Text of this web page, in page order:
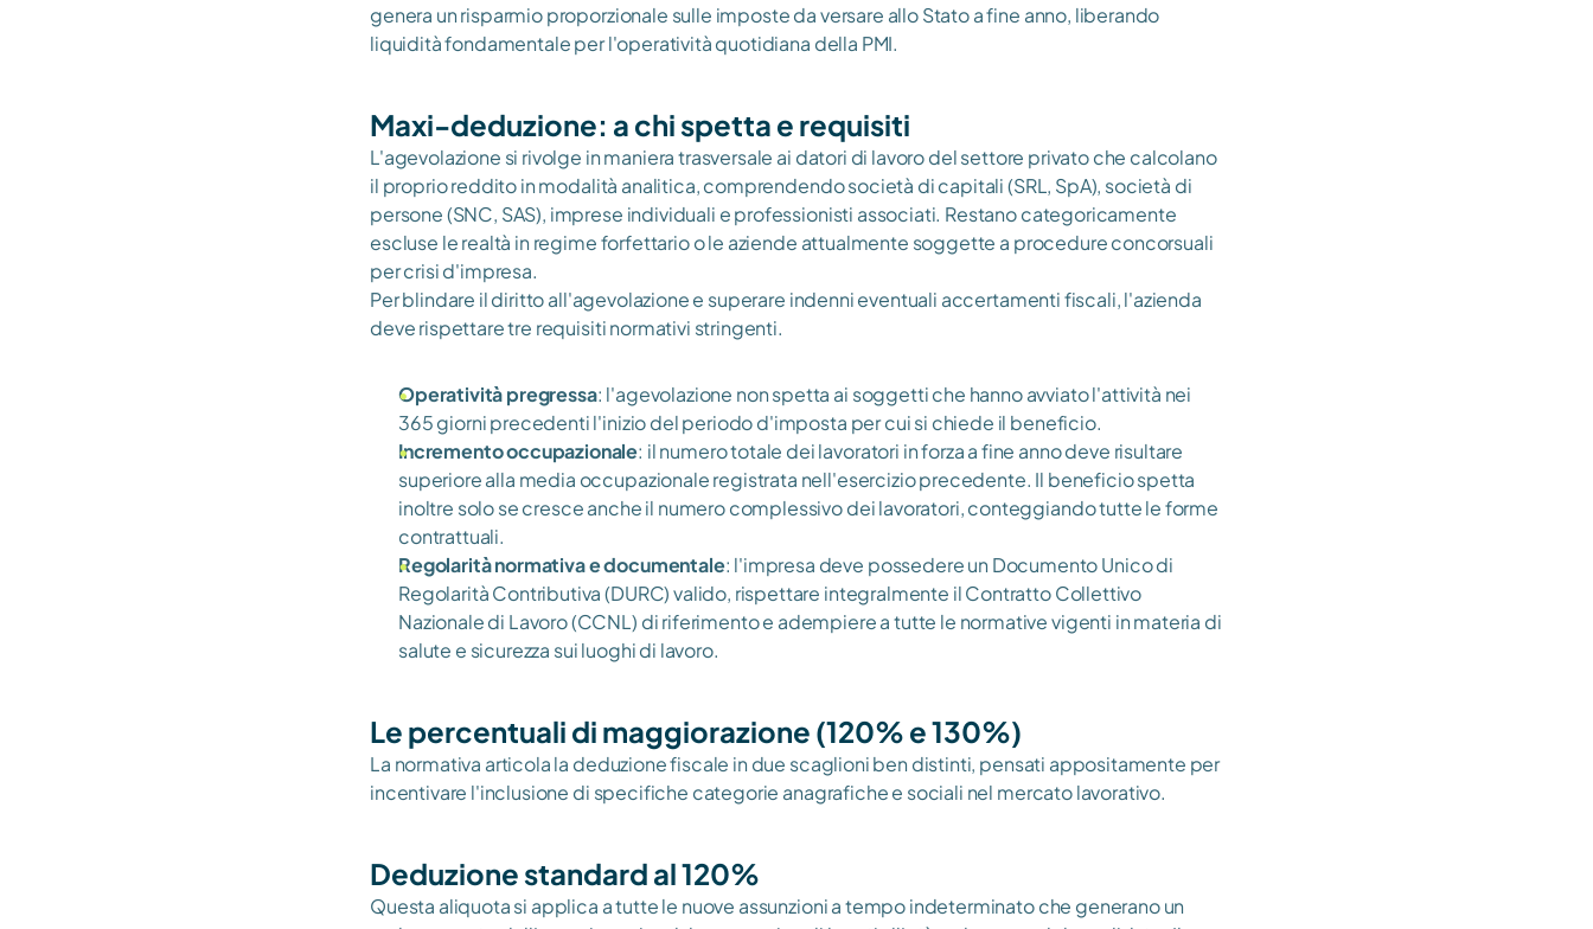
genera un risparmio proporzionale sulle imposte da versare allo Stato a fine anno, liberando
liquidità fondamentale per l'operatività quotidiana della PMI.
Maxi-deduzione: a chi spetta e requisiti
L'agevolazione si rivolge in maniera trasversale ai datori di lavoro del settore privato che calcolano
il proprio reddito in modalità analitica, comprendendo società di capitali (SRL, SpA), società di
persone (SNC, SAS), imprese individuali e professionisti associati. Restano categoricamente
escluse le realtà in regime forfettario o le aziende attualmente soggette a procedure concorsuali
per crisi d'impresa.
Per blindare il diritto all'agevolazione e superare indenni eventuali accertamenti fiscali, l'azienda
deve rispettare tre requisiti normativi stringenti.
Operatività pregressa: l'agevolazione non spetta ai soggetti che hanno avviato l'attività nei
365 giorni precedenti l'inizio del periodo d'imposta per cui si chiede il beneficio.
Incremento occupazionale: il numero totale dei lavoratori in forza a fine anno deve risultare
superiore alla media occupazionale registrata nell'esercizio precedente. Il beneficio spetta
inoltre solo se cresce anche il numero complessivo dei lavoratori, conteggiando tutte le forme
contrattuali.
Regolarità normativa e documentale: l'impresa deve possedere un Documento Unico di
Regolarità Contributiva (DURC) valido, rispettare integralmente il Contratto Collettivo
Nazionale di Lavoro (CCNL) di riferimento e adempiere a tutte le normative vigenti in materia di
salute e sicurezza sui luoghi di lavoro.
Le percentuali di maggiorazione (120% e 130%)
La normativa articola la deduzione fiscale in due scaglioni ben distinti, pensati appositamente per
incentivare l'inclusione di specifiche categorie anagrafiche e sociali nel mercato lavorativo.
Deduzione standard al 120%
Questa aliquota si applica a tutte le nuove assunzioni a tempo indeterminato che generano un